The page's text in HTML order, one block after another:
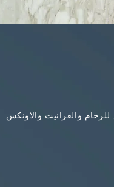
والغرانيت والاونكس